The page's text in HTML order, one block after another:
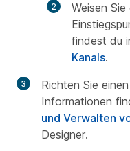
Weisen
findest du
Kanals.
Richten Sie
Informationen
und Verwalten
Designer.